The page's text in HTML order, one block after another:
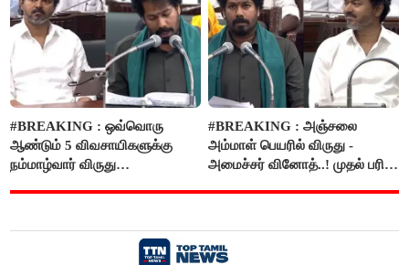
#BREAKING : ஒவ்வொரு
ஆண்டும் 5 விவசாயிகளுக்கு
நம்மாழ்வார் விருது
#BREAKING : அஞ்சலை
அம்மாள் பெயரில் விருது -
அமைச்சர் வினோத்..! முதல் பரிசு